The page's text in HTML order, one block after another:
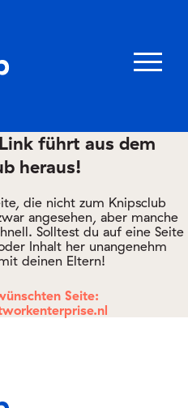
Menü
führt aus dem
heraus!
die nicht zum Knipsclub
angesehen, aber manche
Solltest du auf eine Seite
Inhalt her unangenehm
deinen Eltern!
Seite: